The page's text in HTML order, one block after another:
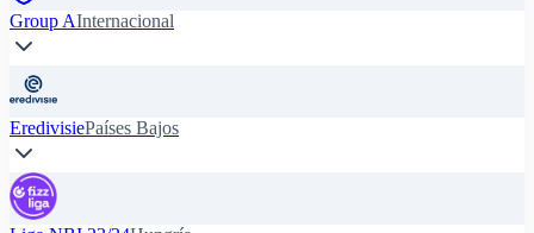
Group AInternacional
EredivisiePaíses Bajos